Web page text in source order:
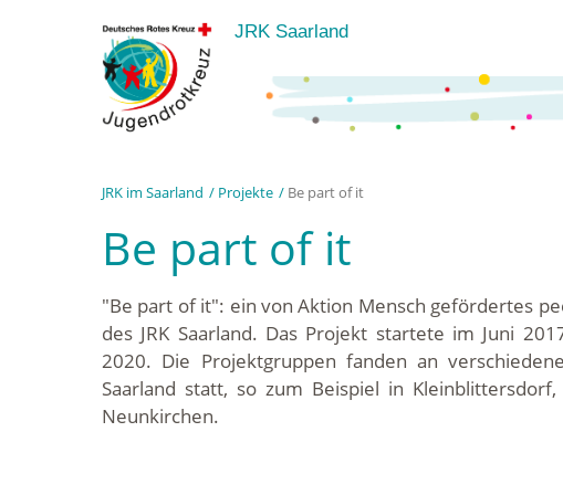
JRK Saarland
JRK im Saarland Projekte Be part of it
Be part of it
"Be part of it": ein von Aktion Mensch gefördertes
des JRK Saarland. Das Projekt startete im Juni
2020. Die Projektgruppen fanden an
Saarland statt, so zum Beispiel in Kleinblittersdorf,
Neunkirchen.